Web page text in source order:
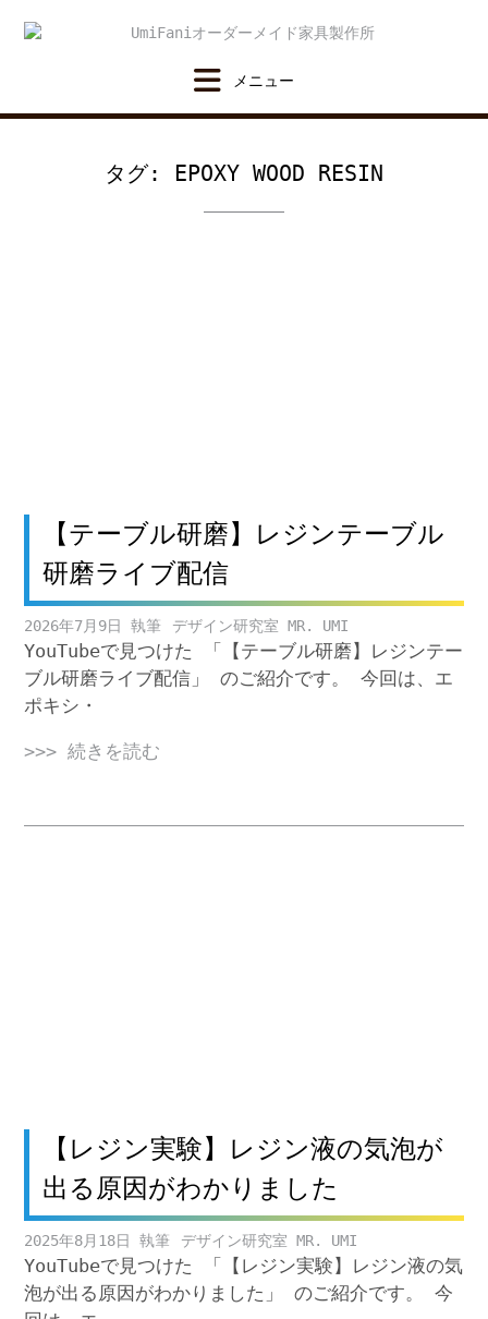
タグ: EPOXY WOOD RESIN
【テーブル研磨】レジンテーブル
研磨ライブ配信
2026年7月9日 デザイン研究室 MR. UMI
YouTubeで見つけた 「【テーブル研磨】レジンテー
ブル研磨ライブ配信」 のご紹介です。 今回は、エ
ポキシ・
>>> 続きを読む
【レジン実験】レジン液の気泡が
出る原因がわかりました
2025年8月18日 デザイン研究室 MR. UMI
YouTubeで見つけた 「【レジン実験】レジン液の気
泡が出る原因がわかりました」 のご紹介です。 今